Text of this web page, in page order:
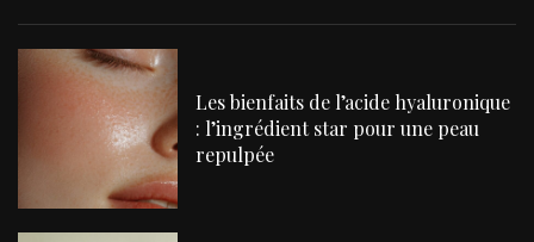
Les bienfaits de l’acide hyaluronique
: l’ingrédient star pour une peau
repulpée